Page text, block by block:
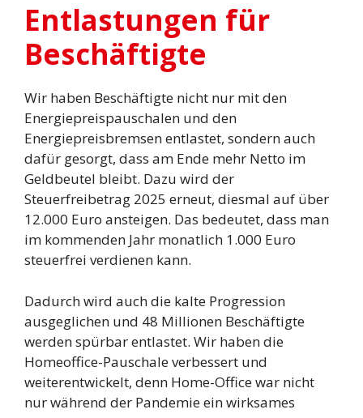
Entlastungen für
Beschäftigte
Wir haben Beschäftigte nicht nur mit den
Energiepreispauschalen und den
Energiepreisbremsen entlastet, sondern auch
dafür gesorgt, dass am Ende mehr Netto im
Geldbeutel bleibt. Dazu wird der
Steuerfreibetrag 2025 erneut, diesmal auf über
12.000 Euro ansteigen. Das bedeutet, dass man
im kommenden Jahr monatlich 1.000 Euro
steuerfrei verdienen kann.
Dadurch wird auch die kalte Progression
ausgeglichen und 48 Millionen Beschäftigte
werden spürbar entlastet. Wir haben die
Homeoffice-Pauschale verbessert und
weiterentwickelt, denn Home-Office war nicht
nur während der Pandemie ein wirksames